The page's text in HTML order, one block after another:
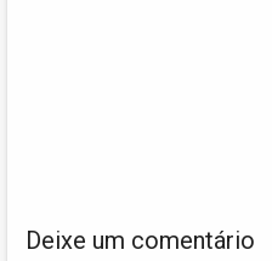
Deixe um comentário